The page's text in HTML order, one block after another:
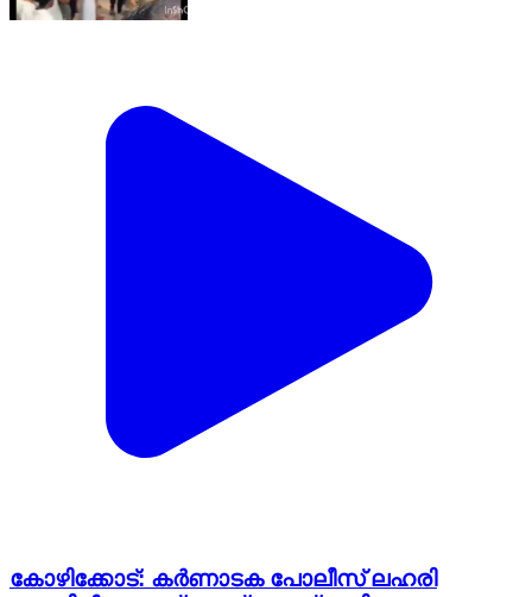
കോഴിക്കോട്: കർണാടക പോലീസ് ലഹരി